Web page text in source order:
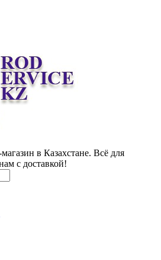
в Казахстане. Всё для
с доставкой!